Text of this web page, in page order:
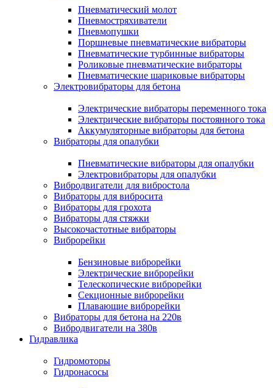
Пневматический молот
Пневмостряхиватели
Пневмопушки
Поршневые пневматические вибраторы
Пневматические турбинные вибраторы
Роликовые пневматические вибраторы
Пневматические шариковые вибраторы
Электровибраторы для бетона
Электрические вибраторы переменного тока
Электрические вибраторы постоянного тока
Аккумуляторные вибраторы для бетона
Вибраторы для опалубки
Пневматические вибраторы для опалубки
Электровибраторы для опалубки
Вибродвигатели для вибростола
Вибраторы для вибросита
Вибраторы для грохота
Вибраторы для стяжки
Высокочастотные вибраторы
Виброрейки
Бензиновые виброрейки
Электрические виброрейки
Телескопические виброрейки
Секционные виброрейки
Плавающие виброрейки
Вибраторы для бетона на 220в
Вибродвигатели на 380в
Гидравлика
Гидромоторы
Гидронасосы